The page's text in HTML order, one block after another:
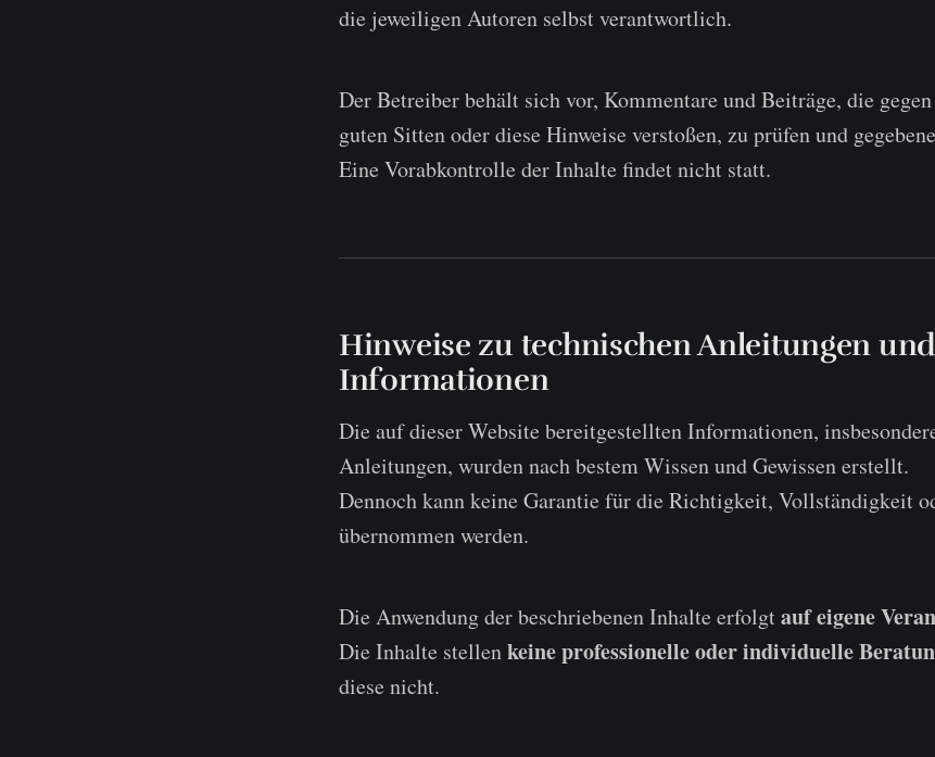
die jeweiligen Autoren selbst verantwortlich.
Der Betreiber behält sich vor, Kommentare und Beiträge, die
guten Sitten oder diese Hinweise verstoßen, zu prüfen und
Eine Vorabkontrolle der Inhalte findet nicht statt.
Hinweise zu technischen Anleitungen und
Informationen
Die auf dieser Website bereitgestellten Informationen,
Anleitungen, wurden nach bestem Wissen und Gewissen erstellt.
Dennoch kann keine Garantie für die Richtigkeit, Vollständigkeit
übernommen werden.
Die Anwendung der beschriebenen Inhalte erfolgtauf eigene
Die Inhalte stellenkeine professionelle oder individuelle
diese nicht.